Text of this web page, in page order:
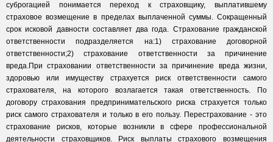
суброгацией понимается переход к страховщику, выплатившему
страховое возмещение в пределах выплаченной суммы. Сокращенный
срок исковой давности составляет два года. Страхование гражданской
ответственности подразделяется на:1) страхование договорной
ответственности;2) страхование ответственности за причинение
вреда.При страховании ответственности за причинение вреда жизни,
здоровью или имуществу страхуется риск ответственности самого
страхователя, на которого возлагается такая ответственность. По
договору страхования предпринимательского риска страхуется только
риск самого страхователя и только в его пользу. Перестрахование - это
страхование рисков, которые возникли в сфере профессиональной
деятельности страховщиков. Риск выплаты страхового возмещения